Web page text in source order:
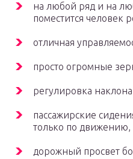
на любой ряд и на
поместится человек
отличная
просто огромные
регулировка
пассажирские
только по движению,
дорожный просвет